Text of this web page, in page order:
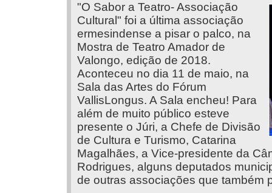
"O Sabor a Teatro- Associação
Cultural" foi a última associação
ermesindense a pisar o palco, na
Mostra de Teatro Amador de
Valongo, edição de 2018.
Aconteceu no dia 11 de maio, na
Sala das Artes do Fórum
VallisLongus. A Sala encheu! Para
além de muito público esteve
presente o Júri, a Chefe de Divisão
de Cultura e Turismo, Catarina
Magalhães, a Vice-presidente da
Rodrigues, alguns deputados
de outras associações que também